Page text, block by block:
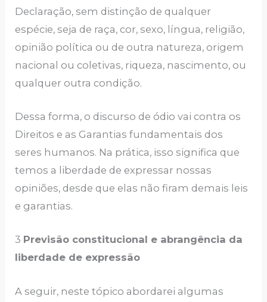
Declaração, sem distinção de qualquer
espécie, seja de raça, cor, sexo, língua, religião,
opinião política ou de outra natureza, origem
nacional ou coletivas, riqueza, nascimento, ou
qualquer outra condição.
Dessa forma, o discurso de ódio vai contra os
Direitos e as Garantias fundamentais dos
seres humanos. Na prática, isso significa que
temos a liberdade de expressar nossas
opiniões, desde que elas não firam demais leis
e garantias.
3 Previsão constitucional e abrangência da
liberdade de expressão
A seguir, neste tópico abordarei algumas